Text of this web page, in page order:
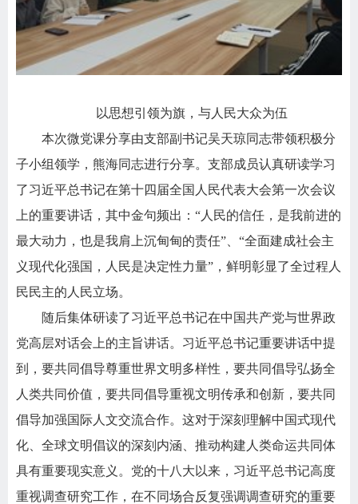
以思想引领为旗，与人民大众为伍
本次微党课分享由支部副书记吴天琼同志带领积极分
子小组领学，熊海同志进行分享。支部成员认真研读学习
了习近平总书记在第十四届全国人民代表大会第一次会议
上的重要讲话，其中金句频出：“人民的信任，是我前进的
最大动力，也是我肩上沉甸甸的责任”、“全面建成社会主
义现代化强国，人民是决定性力量”，鲜明彰显了全过程人
民民主的人民立场。
随后集体研读了习近平总书记在中国共产党与世界政
党高层对话会上的主旨讲话。习近平总书记重要讲话中提
到，要共同倡导尊重世界文明多样性，要共同倡导弘扬全
人类共同价值，要共同倡导重视文明传承和创新，要共同
倡导加强国际人文交流合作。这对于深刻理解中国式现代
化、全球文明倡议的深刻内涵、推动构建人类命运共同体
具有重要现实意义。党的十八大以来，习近平总书记高度
重视调查研究工作，在不同场合反复强调调查研究的重要